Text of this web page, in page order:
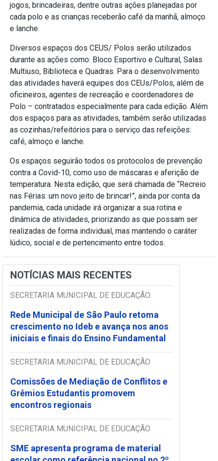
jogos, brincadeiras, dentre outras ações planejadas por
cada polo e as crianças receberão café da manhã, almoço
e lanche.
Diversos espaços dos CEUS/ Polos serão utilizados
durante as ações como: Bloco Esportivo e Cultural, Salas
Multiuso, Biblioteca e Quadras. Para o desenvolvimento
das atividades haverá equipes dos CEUs/Polos, além de
oficineiros, agentes de recreação e coordenadores de
Polo – contratados especialmente para cada edição. Além
dos espaços para as atividades, também serão utilizadas
as cozinhas/refeitórios para o serviço das refeições:
café, almoço e lanche.
Os espaços seguirão todos os protocolos de prevenção
contra a Covid-10, como uso de máscaras e aferição de
temperatura. Nesta edição, que será chamada de “Recreio
nas Férias: um novo jeito de brincar!”, ainda por conta da
pandemia, cada unidade irá organizar a sua rotina e
dinâmica de atividades, priorizando as que possam ser
realizadas de forma individual, mas mantendo o caráter
lúdico, social e de pertencimento entre todos.
NOTÍCIAS MAIS RECENTES
SECRETARIA MUNICIPAL DE EDUCAÇÃO
Rede Municipal de São Paulo retoma
crescimento no Ideb e avança nos anos
iniciais e finais do Ensino Fundamental
SECRETARIA MUNICIPAL DE EDUCAÇÃO
Comissões de Mediação de Conflitos e
Grêmios Estudantis promovem
encontros regionais
SECRETARIA MUNICIPAL DE EDUCAÇÃO
SME apresenta programa de material